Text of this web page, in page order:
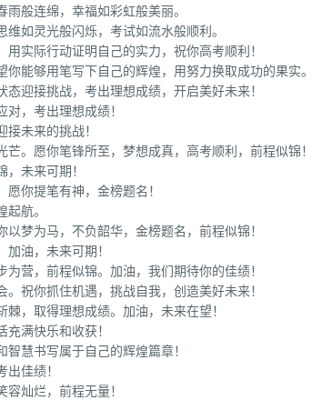
般连绵，幸福如彩虹般美丽。
如灵光般闪烁，考试如流水般顺利。
实际行动证明自己的实力，祝你高考顺利！
能够用笔写下自己的辉煌，用努力换取成功的果实。
迎接挑战，考出理想成绩，开启美好未来！
，考出理想成绩！
未来的挑战！
。愿你笔锋所至，梦想成真，高考顺利，前程似锦！
未来可期！
你提笔有神，金榜题名！
航。
梦为马，不负韶华，金榜题名，前程似锦！
油，未来可期！
营，前程似锦。加油，我们期待你的佳绩！
祝你抓住机遇，挑战自我，创造美好未来！
，取得理想成绩。加油，未来在望！
满快乐和收获！
慧书写属于自己的辉煌篇章！
佳绩！
灿烂，前程无量！